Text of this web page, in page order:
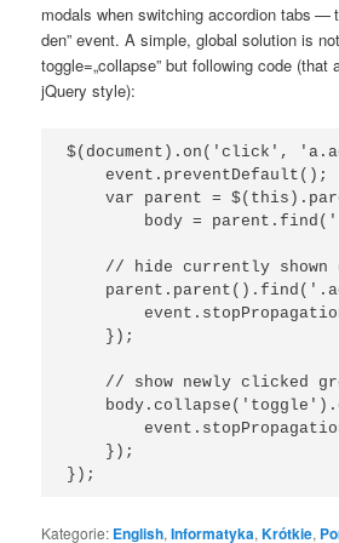
modals when swit­ching accor­dion tabs —
den” event. A sim­ple, glo­bal solu­tion is
toggle=„collapse” but fol­lo­wing code (that
jQu­ery style):
$(document).on('click',
    event.preventDefault();
var parent =
body =
// hide currently shown
    });
// show newly clicked
    });
Kategorie: English,Informatyka,Krótkie,